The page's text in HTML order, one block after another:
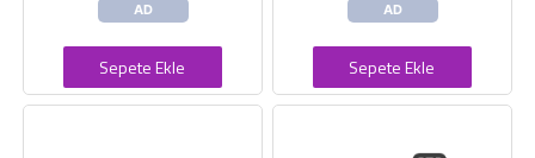
AD
Sepete Ekle
AD
Sepete Ekle